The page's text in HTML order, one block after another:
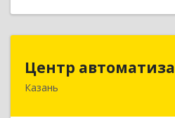
Центр
Казань
420133, Татарстан Респ,